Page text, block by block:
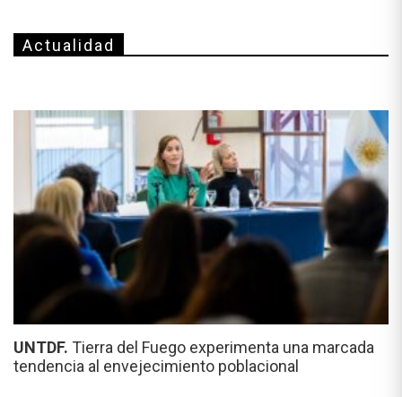
Actualidad
UNTDF. Tierra del Fuego experimenta una marcada
tendencia al envejecimiento poblacional